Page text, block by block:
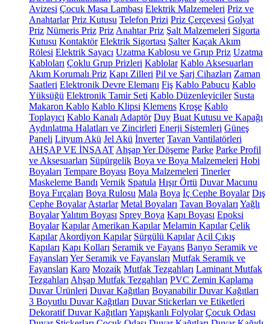
Avizesi Çocuk Masa Lambası Elektrik Malzemeleri Priz ve
Anahtarlar Priz Kutusu Telefon Prizi Priz Çerçevesi Golyat
Priz Nümeris Priz Priz Anahtar Priz Şalt Malzemeleri Sigorta
Kutusu Kontaktör Elektrik Sigortası Şalter Kaçak Akım
Rölesi Elektrik Sayacı Uzatma Kablosu ve Grup Priz Uzatma
Kabloları Çoklu Grup Prizleri Kablolar Kablo Aksesuarları
Akım Korumalı Priz Kapı Zilleri Pil ve Şarj Cihazları Zaman
Saatleri Elektronik Devre Elemanı Fiş Kablo Pabucu Kablo
Yüksüğü Elektronik Tamir Seti Kablo Düzenleyiciler Susta
Makaron Kablo Kablo Klipsi Klemens Kroşe Kablo
Toplayıcı Kablo Kanalı Adaptör Duy Buat Kutusu ve Kapağı
Aydınlatma Halatları ve Zincirleri Enerji Sistemleri Güneş
Paneli Lityum Akü Jel Akü İnverter Tavan Vantilatörleri
AHŞAP VE İNŞAAT Ahşap Yer Döşeme Parke Parke Profil
ve Aksesuarları Süpürgelik Boya ve Boya Malzemeleri Hobi
Boyaları Tempare Boyası Boya Malzemeleri Tinerler
Maskeleme Bandı Vernik Spatula Hışır Örtü Duvar Macunu
Boya Fırçaları Boya Rulosu Mala Boya İç Cephe Boyalar Dış
Cephe Boyalar Astarlar Metal Boyaları Tavan Boyaları Yağlı
BoyalarYalıtım Boyası Sprey Boya Kapı Boyası Epoksi
Boyalar Kapılar Amerikan Kapılar Melamin Kapılar Çelik
Kapılar Akordiyon Kapılar Sürgülü Kapılar Acil Çıkış
Kapıları Kapı Kolları Seramik ve Fayans Banyo Seramik ve
Fayansları Yer Seramik ve Fayansları Mutfak Seramik ve
Fayansları Karo Mozaik Mutfak Tezgahları Laminant Mutfak
Tezgahları Ahşap Mutfak Tezgahları PVC Zemin Kaplama
Duvar Ürünleri Duvar Kağıtları Boyanabilir Duvar Kağıtları
3 Boyutlu Duvar Kağıtları Duvar Stickerları ve Etiketleri
Dekoratif Duvar Kağıtları Yapışkanlı Folyolar Çocuk Odası